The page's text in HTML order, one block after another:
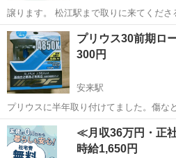
譲ります。 松江駅まで取りに来てくだ
ほど前です。 量は8割ほど残っています
島根 松江市 松江駅 外装、車
プリウス30前期ロ
300円
安来駅
プリウスに半年取り付けてました。傷な
り明るいです。
島根 安来市 安来駅 外装、車
≪月収36万円・正
時給1,650円